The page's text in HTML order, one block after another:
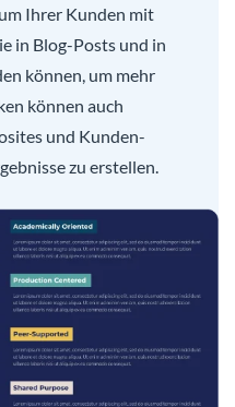
Ihrer Kunden mit
in Blog-Posts und in
können, um mehr
können auch
und Kunden-
zu erstellen.